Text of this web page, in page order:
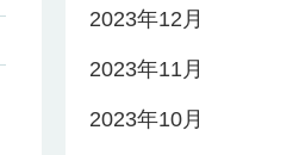
2023年12月
2023年11月
2023年10月